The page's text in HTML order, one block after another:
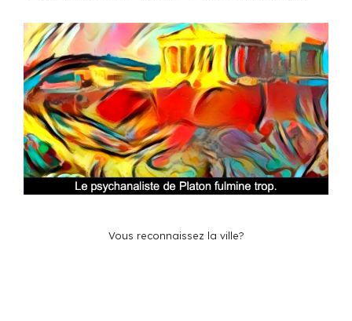
Vous reconnaissez la ville?